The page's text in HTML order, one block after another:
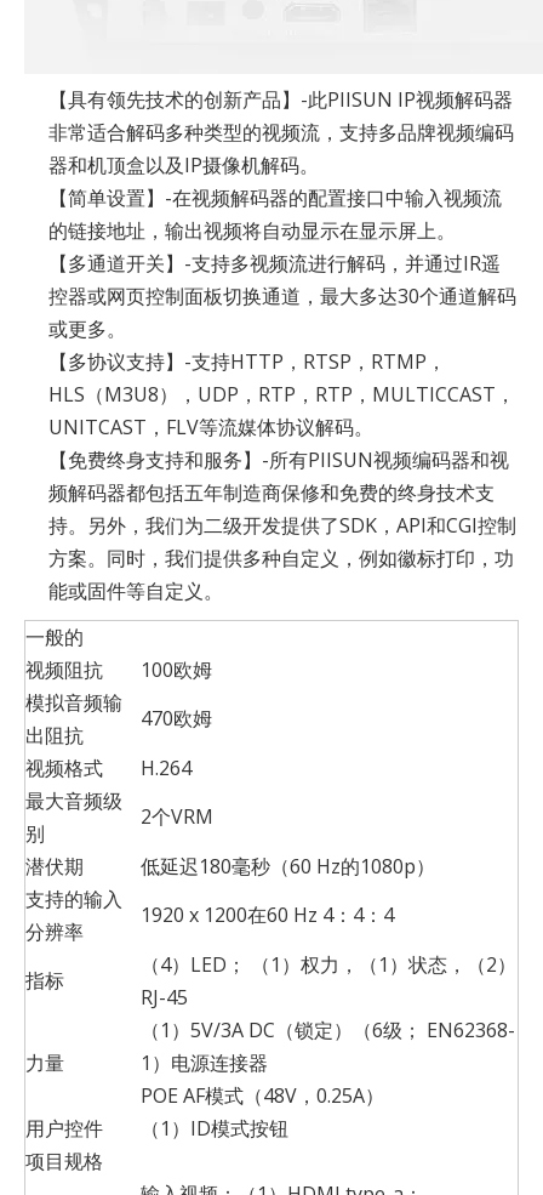
【具有领先技术的创新产品】-此PIISUN IP视频解码器
非常适合解码多种类型的视频流，支持多品牌视频编码
器和机顶盒以及IP摄像机解码。
【简单设置】-在视频解码器的配置接口中输入视频流
的链接地址，输出视频将自动显示在显示屏上。
【多通道开关】-支持多视频流进行解码，并通过IR遥
控器或网页控制面板切换通道，最大多达30个通道解码
或更多。
【多协议支持】-支持HTTP，RTSP，RTMP，
HLS（M3U8），UDP，RTP，RTP，MULTICCAST，
UNITCAST，FLV等流媒体协议解码。
【免费终身支持和服务】-所有PIISUN视频编码器和视
频解码器都包括五年制造商保修和免费的终身技术支
持。另外，我们为二级开发提供了SDK，API和CGI控制
方案。同时，我们提供多种自定义，例如徽标打印，功
能或固件等自定义。
一般的
视频阻抗
100欧姆
模拟音频输
出阻抗
470欧姆
视频格式
H.264
最大音频级
别
2个VRM
潜伏期
低延迟180毫秒（60 Hz的1080p）
支持的输入
分辨率
1920 x 1200在60 Hz 4：4：4
指标
（4）LED； （1）权力，（1）状态，（2）
RJ-45
力量
（1）5V/3A DC（锁定）（6级； EN62368-
1）电源连接器
POE AF模式（48V，0.25A）
用户控件
（1）ID模式按钮
项目规格